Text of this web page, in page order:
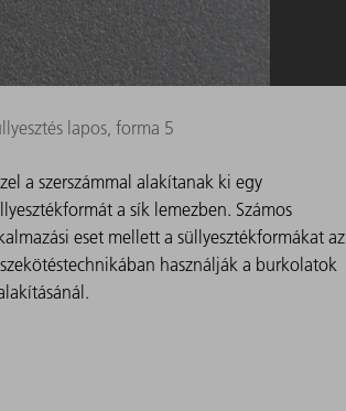
lapos, forma 5
a szerszámmal alakítanak ki egy
a sík lemezben. Számos
eset mellett a süllyesztékformákat az
használják a burkolatok